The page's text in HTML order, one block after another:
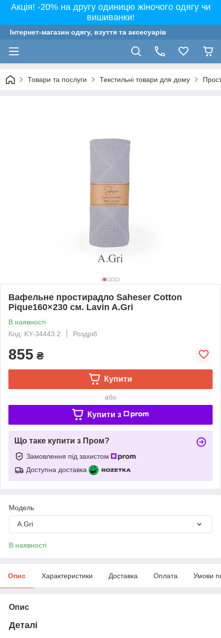
Акція! -20% на другу одиницю жіночого одягу чи
вишиванки!
Інтернет-магазин одягу, взуття та аксесуарів
Товари та послуги Текстильні товари для дому
Вафельне простирадло Saheser Cotton
Pique160×230 см. Lavin A.Gri
В наявності
Код: KY-34443.2
Роздріб
855 ₴
Купити
або
Купити з
Що таке купити з Пром?
Замовлення під захистом
Доступна доставка
Модель
A.Gri
В наявності
Опис Характеристики Доставка Оплата Умови
Опис
Деталі